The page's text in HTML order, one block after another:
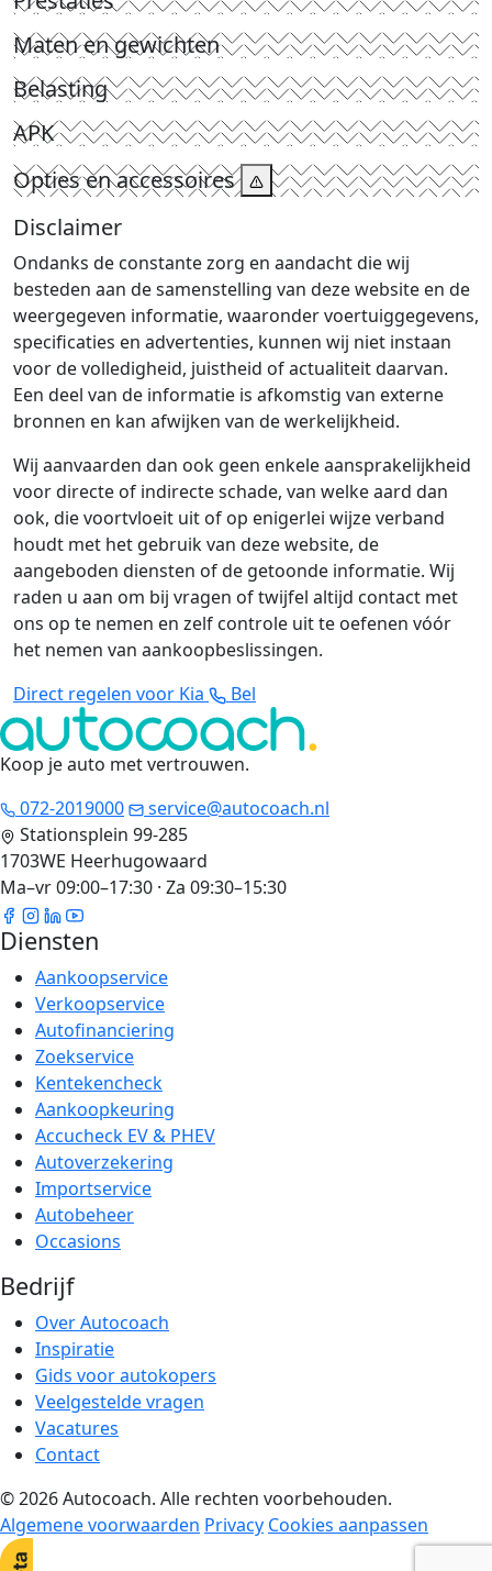
Maten en gewichten
Belasting
APK
Opties en accessoires
Disclaimer
Ondanks de constante zorg en aandacht die wij
besteden aan de samenstelling van deze website en de
weergegeven informatie, waaronder voertuiggegevens,
specificaties en advertenties, kunnen wij niet instaan
voor de volledigheid, juistheid of actualiteit daarvan.
Een deel van de informatie is afkomstig van externe
bronnen en kan afwijken van de werkelijkheid.
Wij aanvaarden dan ook geen enkele aansprakelijkheid
voor directe of indirecte schade, van welke aard dan
ook, die voortvloeit uit of op enigerlei wijze verband
houdt met het gebruik van deze website, de
aangeboden diensten of de getoonde informatie. Wij
raden u aan om bij vragen of twijfel altijd contact met
ons op te nemen en zelf controle uit te oefenen vóór
het nemen van aankoopbeslissingen.
Direct regelen voor Kia
Bel
Koop je auto met vertrouwen.
072-2019000
service@autocoach.nl
Stationsplein 99-285
1703WE Heerhugowaard
Ma–vr 09:00–17:30 · Za 09:30–15:30
Diensten
Aankoopservice
Verkoopservice
Autofinanciering
Zoekservice
Kentekencheck
Aankoopkeuring
Accucheck EV & PHEV
Autoverzekering
Importservice
Autobeheer
Occasions
Bedrijf
Over Autocoach
Inspiratie
Gids voor autokopers
Veelgestelde vragen
Vacatures
Contact
© 2026 Autocoach. Alle rechten voorbehouden.
Algemene voorwaarden Privacy Cookies aanpassen